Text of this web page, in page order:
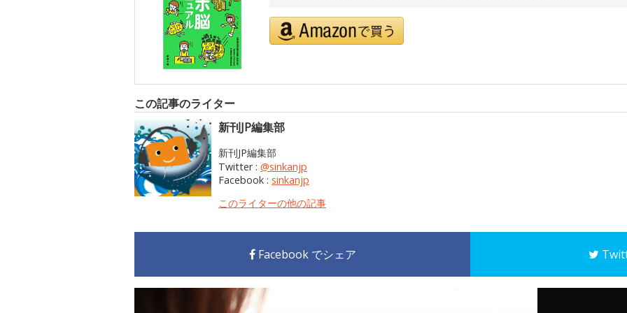
この記事のライター
新刊JP編集部
新刊JP編集部
Twitter : @sinkanjp
Facebook : sinkanjp
このライターの他の記事
Facebook でシェア